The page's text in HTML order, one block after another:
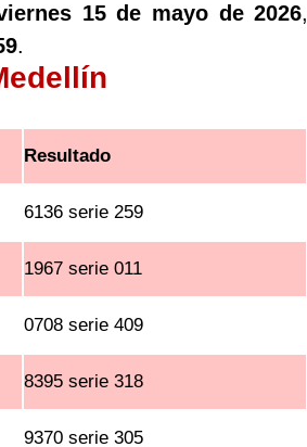
15 de mayo de 2026,
.
Resultado
6136 serie 259
1967 serie 011
0708 serie 409
8395 serie 318
9370 serie 305